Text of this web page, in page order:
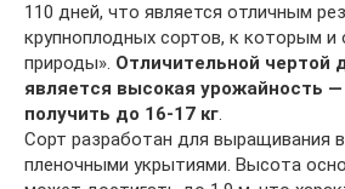
110 дней, что является отличным
крупноплодных сортов, к которым и
природы». Отличительной чертой
является высокая урожайность
получить до 16-17 кг.
Сорт разработан для выращивания
пленочными укрытиями. Высота